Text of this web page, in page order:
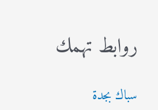
روابط تهمك
سباك بجدة